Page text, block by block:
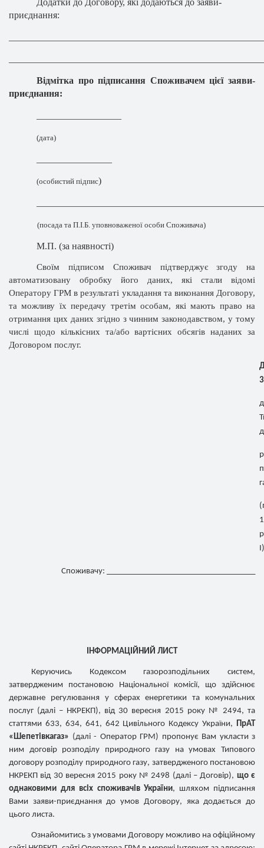
приєднання:
Відмітка про підписання Споживачем цієї заяви-
приєднання:
(дата)
(особистий підпис)
(посада та П.І.Б. уповноваженої особи Споживача)
М.П. (за наявності)
Своїм підписом Споживач підтверджує згоду на
автоматизовану обробку його даних, які стали відомі
Оператору ГРМ в результаті укладання та виконання Договору,
та можливу їх передачу третім особам, які мають право на
отримання цих даних згідно з чинним законодавством, у тому
числі щодо кількісних та/або вартісних обсягів наданих за
Договором послуг.
3
І)
Споживачу: ____________________________________
ІНФОРМАЦІЙНИЙ ЛИСТ
Керуючись Кодексом газорозподільних систем,
затвердженим постановою Національної комісії, що здійснює
державне регулювання у сферах енергетики та комунальних
послуг (далі – НКРЕКП), від 30 вересня 2015 року № 2494, та
статтями 633, 634, 641, 642 Цивільного Кодексу України, ПрАТ
«Шепетівкагаз» (далі - Оператор ГРМ) пропонує Вам укласти з
ним договір розподілу природного газу на умовах Типового
договору розподілу природного газу, затвердженого постановою
НКРЕКП від 30 вересня 2015 року № 2498 (далі – Договір), що є
однаковими для всіх споживачів України, шляхом підписання
Вами заяви-приєднання до умов Договору, яка додається до
цього листа.
Ознайомитись з умовами Договору можливо на офіційному